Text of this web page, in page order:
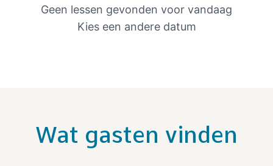
Geen lessen gevonden voor vandaag
Kies een andere datum
Wat gasten vinden